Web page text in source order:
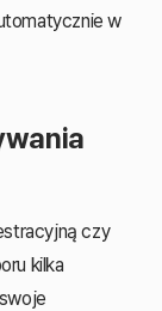
w
czy
kilka